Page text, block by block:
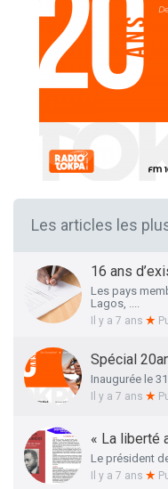
Les articles les
16 ans d’existence de l’OCAL :
Les pays
Lagos, ....
Il y a 7 ans
Spécial
Inaugurée le
Il y a 7 ans
Le président
Il y a 7 ans